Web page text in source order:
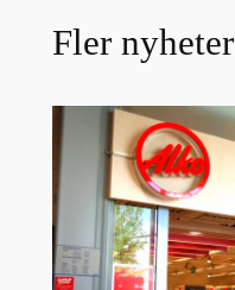
Fler nyheter